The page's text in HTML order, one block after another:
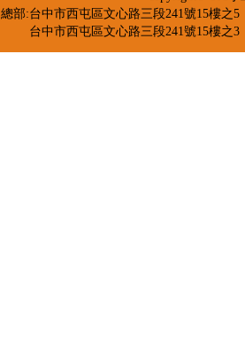
總部:台中市西屯區文心路三段241號15樓之
台中市西屯區文心路三段241號15樓